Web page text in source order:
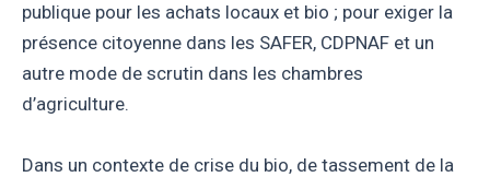
publique pour les achats locaux et bio ; pour exiger la
présence citoyenne dans les SAFER, CDPNAF et un
autre mode de scrutin dans les chambres
d’agriculture.
Dans un contexte de crise du bio, de tassement de la